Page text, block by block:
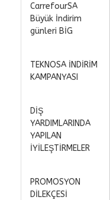
CarrefourSA
Büyük İndirim
günleri BİG
TEKNOSA İNDİRİM
KAMPANYASI
DİŞ
YARDIMLARINDA
YAPILAN
İYİLEŞTİRMELER
PROMOSYON
DİLEKÇESİ